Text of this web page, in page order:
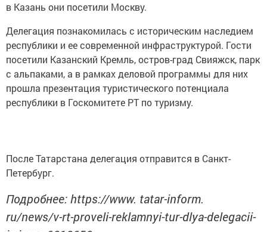
в Казань они посетили Москву.
Делегация познакомилась с историческим наследием
республики и ее современной инфраструктурой. Гости
посетили Казанский Кремль, остров-град Свияжск, парк
с альпаками, а в рамках деловой программы для них
прошла презентация туристического потенциала
республики в Госкомитете РТ по туризму.
После Татарстана делегация отправится в Санкт-
Петербург.
Подробнее: https://www. tatar-inform.
ru/news/v-rt-proveli-reklamnyi-tur-dlya-delegacii-